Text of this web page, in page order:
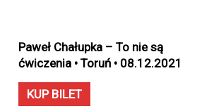
Paweł Chałupka – To nie są
ćwiczenia • Toruń • 08.12.2021
KUP BILET